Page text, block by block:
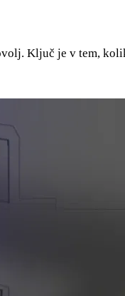
Ključ je v tem,